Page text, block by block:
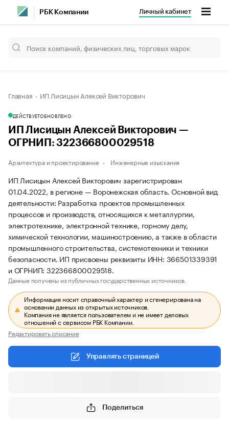
РБК Компании Личный кабинет
Главная ИП Лисицын Алексей Викторович
ДЕЙСТВУЕТОБНОВЛЕНО
ИП Лисицын Алексей Викторович —
ОГРНИП: 322366800029518
Архитектура и проектирование Инженерные изыскания
ИП Лисицын Алексей Викторович зарегистрирован
01.04.2022, в регионе — Воронежская область. Основной вид
деятельности: Разработка проектов промышленных
процессов и производств, относящихся к металлургии,
электротехнике, электронной технике, горному делу,
химической технологии, машиностроению, а также в области
промышленного строительства, системотехники и техники
безопасности. ИП присвоены реквизиты ИНН: 366501339391
и ОГРНИП: 322366800029518.
Данные получены из публичных государственных источников.
Информация носит справочный характер и сгенерирована на
основании данных из открытых источников.
Компания не является пользователем и не имеет деловых
отношений с сервисом РБК Компании.
Редактировать описание
Управлять страницей
Поделиться